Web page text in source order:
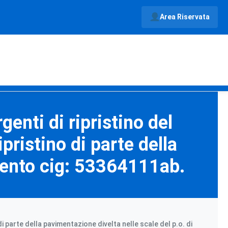
Area Riservata
di ripristino del
di parte della
cig: 53364111ab.
della pavimentazione divelta nelle scale del p.o. di